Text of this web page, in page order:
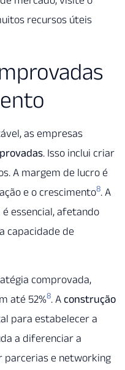
recursos úteis
as empresas
. Isso inclui criar
A margem de lucro é
e o crescimento8. A
essencial, afetando
capacidade de
comprovada,
até 52%8. A construção
para estabelecer a
a diferenciar a
parcerias e networking